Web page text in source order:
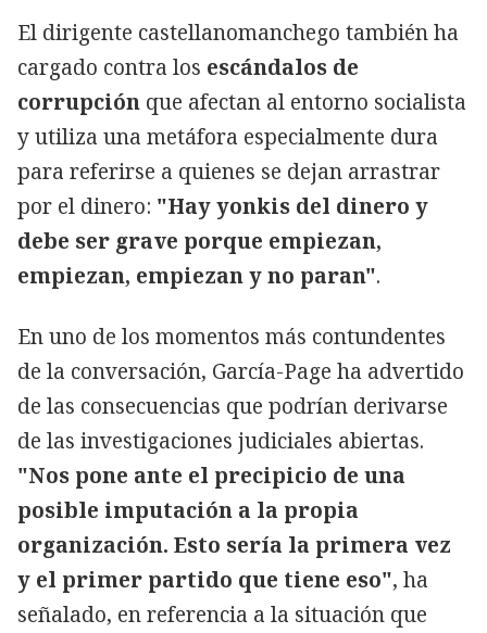
El dirigente castellanomanchego también ha
cargado contra los escándalos de
corrupción que afectan al entorno socialista
y utiliza una metáfora especialmente dura
para referirse a quienes se dejan arrastrar
por el dinero: "Hay yonkis del dinero y
debe ser grave porque empiezan,
empiezan, empiezan y no paran".
En uno de los momentos más contundentes
de la conversación, García-Page ha advertido
de las consecuencias que podrían derivarse
de las investigaciones judiciales abiertas.
"Nos pone ante el precipicio de una
posible imputación a la propia
organización. Esto sería la primera vez
y el primer partido que tiene eso", ha
señalado, en referencia a la situación que